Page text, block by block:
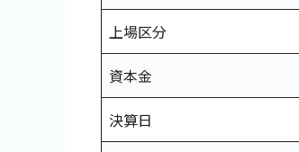
上場区分
資本金
決算日